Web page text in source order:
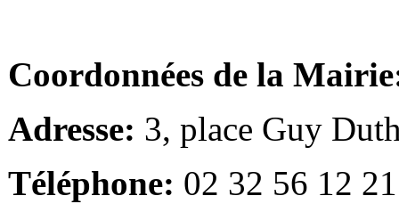
Coordonnées de la
Adresse: 3, place Guy
Téléphone: 02 32 56 12 21